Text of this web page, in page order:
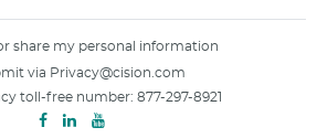
share my personal information
via Privacy@cision.com
toll-free number: 877-297-8921